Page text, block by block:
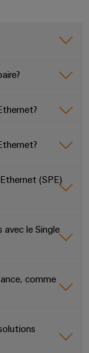
(SPE)
le Single
comme